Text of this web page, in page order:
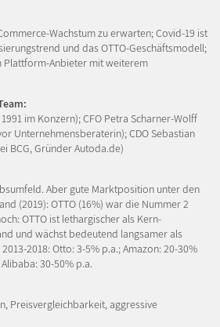
Wachstum zu erwarten; Covid-19 ist
und das OTTO-Geschäftsmodell;
Plattform-Anbieter mit weiterem
im Konzern); CFO Petra Scharner-Wolff
Unternehmensberaterin); CDO Sebastian
BCG, Gründer Autoda.de)
Aber gute Marktposition unter den
(2019): OTTO (16%) war die Nummer 2
OTTO ist lethargischer als Kern-
und wächst bedeutend langsamer als
2018: Otto: 3-5% p.a.; Amazon: 20-30%
30-50% p.a.
Preisvergleichbarkeit, aggressive